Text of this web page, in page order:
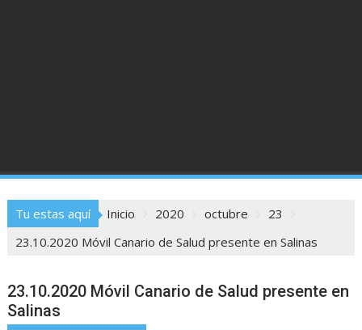
Tu estas aquí Inicio 2020 octubre
23
23.10.2020 Móvil Canario de Salud presente en Salinas
23.10.2020 Móvil Canario de Salud presente en
Salinas